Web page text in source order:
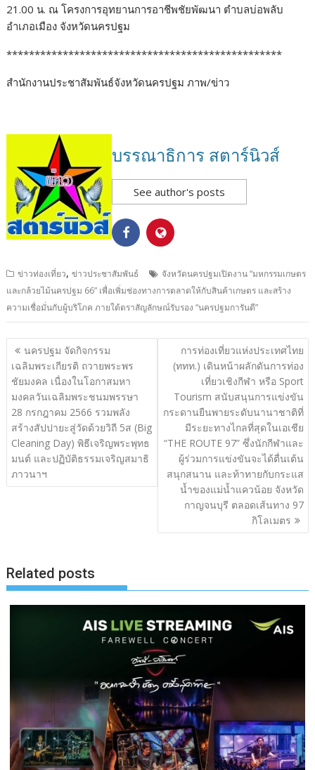
21.00น. ณ โครงการอุทยานการอาชีพชัยพัฒนา ตำบลบ่อพลับ
อำเภอเมือง จังหวัดนครปฐม
*************************************************
สำนักงานประชาสัมพันธ์จังหวัดนครปฐม ภาพ/ข่าว
บรรณาธิการ สตาร์นิวส์
See author's posts
ข่าวท่องเที่ยว,ข่าวประชาสัมพันธ์
จังหวัดนครปฐมเปิดงาน “มหกรรมเกษตร
และกล้วยไม้นครปฐม 66” เพื่อเพิ่มช่องทางการตลาดให้กับสินค้าเกษตร และสร้าง
ความเชื่อมั่นกับผู้บริโภค ภายใต้ตราสัญลักษณ์รับรอง “นครปฐมการันตี”
แนะแนว
เรื่อง
นครปฐม จัดกิจกรรม
เฉลิมพระเกียรติ ถวายพระพร
ชัยมงคล เนื่องในโอกาสมหา
มงคลวันเฉลิมพระชนมพรรษา
28 กรกฎาคม 2566 รวมพลัง
สร้างสัปปายะสู่วัดด้วยวิถี 5ส (Big
Cleaning Day) พิธีเจริญพระพุทธ
มนต์ และปฏิบัติธรรมเจริญสมาธิ
ภาวนาฯ
การท่องเที่ยวแห่งประเทศไทย
(ททท.) เดินหน้าผลักดันการท่อง
เที่ยวเชิงกีฬา หรือ Sport
Tourism สนับสนุนการแข่งขัน
กระดานยืนพายระดับนานาชาติที่
มีระยะทางไกลที่สุดในเอเชีย
“THE ROUTE 97” ซึ่งนักกีฬาและ
ผู้ร่วมการแข่งขันจะได้ตื่นเต้น
สนุกสนาน และท้าทายกับกระแส
น้ำของแม่น้ำแควน้อย จังหวัด
กาญจนบุรี ตลอดเส้นทาง 97
กิโลเมตร
Related posts